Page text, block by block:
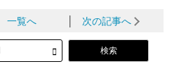
一覧へ 次の記事へ